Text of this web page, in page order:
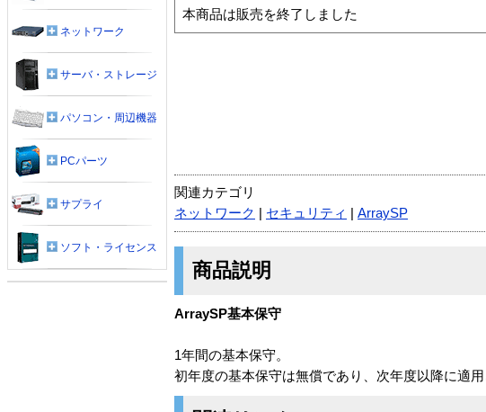
本商品は販売を終了しました
関連カテゴリ
ネットワーク
セキュリティ ArraySP
商品説明
ArraySP基本保守
1年間の基本保守。
初年度の基本保守は無償であり、次年度以降に適用
ネットワーク
サーバ・ストレージ
パソコン・周辺機器
PCパーツ
サプライ
ソフト・ライセンス